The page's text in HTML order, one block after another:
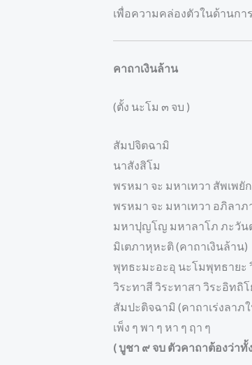
เพื่อความคล่องตัวในด้านกา
คาถาเงินล้าน
(ตั้ง นะโม ๓ จบ )
สัมปจิตฉามิ
นาสังสิโม
พรหมา จะ มหาเทวา สัพเพ
พรหมา จะ มหาเทวา อภิลาภ
มหาปุญโญ มหาลาโภ ภะวัน
มิเตภาหุหะติ (คาถาเงินล้าน)
พุทธะมะอะอุ นะโมพุทธายะ
วิระทาสี วิระทาสา วิระอิทถิ
สัมปะติจฉามิ (คาถาเร่งลาภ
เพ็ง ๆ พา ๆ หา ๆ ฤา ๆ
( บูชา ๙ จบ ตัวคาถาต้องว่าทั้